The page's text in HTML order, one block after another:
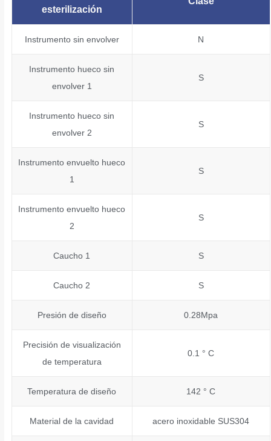
esterilización
Instrumento sin envolver N
Instrumento hueco sin
envolver 1
S
Instrumento hueco sin
envolver 2
S
Instrumento envuelto hueco
1
S
Instrumento envuelto hueco
2
S
Caucho 1 S
Caucho 2 S
Presión de diseño 0.28Mpa
Precisión de visualización
de temperatura
0.1 ° C
Temperatura de diseño 142 ° C
Material de la cavidad acero inoxidable SUS304